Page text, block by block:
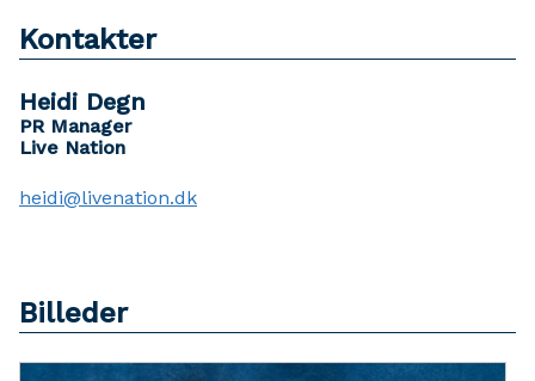
Kontakter
Heidi Degn
PR Manager
Live Nation
heidi@livenation.dk
Billeder